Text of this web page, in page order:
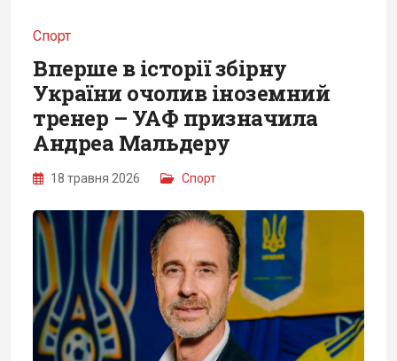
Спорт
Вперше в історії збірну
України очолив іноземний
тренер – УАФ призначила
Андреа Мальдеру
18 травня 2026 Спорт